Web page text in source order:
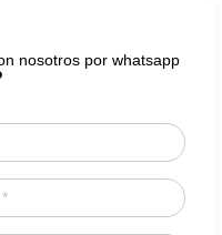
nosotros por whatsapp